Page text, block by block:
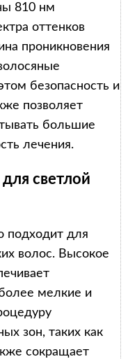
810 нм
оттенков
проникновения
безопасность и
позволяет
большие
лечения.
светлой
подходит для
волос. Высокое
мелкие и
зон, таких как
сокращает